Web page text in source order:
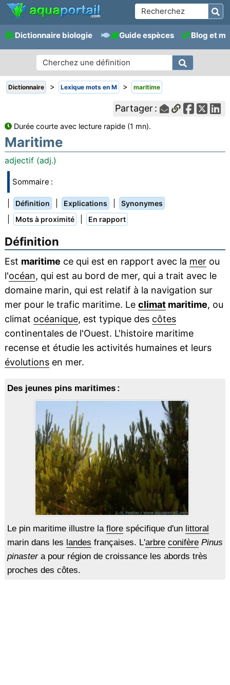
Dictionnaire biologie Guide espèces Blog et
Dictionnaire > Lexique mots en M > maritime
Partager :
Durée courte avec lecture rapide (1 mn).
Maritime
adjectif (adj.)
Sommaire :
Définition Explications Synonymes
Mots à proximité En rapport
Définition
Est maritime ce qui est en rapport avec la merou
l'océan, qui est au bord de mer, qui a trait avec le
domaine marin, qui est relatif à la navigation sur
mer pour le trafic maritime. Le climatmaritime, ou
climat océanique, est typique des côtes
continentales de l'Ouest. L'histoire maritime
recense et étudie les activités humaines et leurs
évolutionsen mer.
Des jeunes pins maritimes :
Le pin maritime illustre la florespécifique d'un littoral
marin dans les landes françaises. L'arbre conifère Pinus
pinastera pour région de croissance les abords très
proches des côtes.